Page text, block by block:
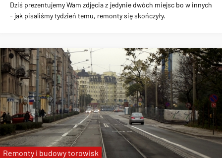
Dziś prezentujemy Wam zdjęcia z jedynie dwóch miejsc bo w innych
- jak pisaliśmy tydzień temu, remonty się skończyły.
Remonty i budowy torowisk